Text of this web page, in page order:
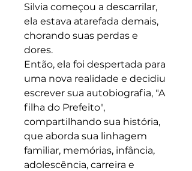
Silvia começou a descarrilar,
ela estava atarefada demais,
chorando suas perdas e
dores.
Então, ela foi despertada para
uma nova realidade e decidiu
escrever sua autobiografia, "A
filha do Prefeito",
compartilhando sua história,
que aborda sua linhagem
familiar, memórias, infância,
adolescência, carreira e